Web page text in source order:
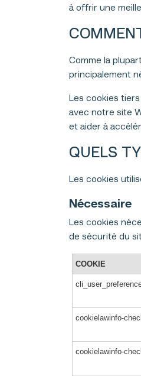
à offrir une
Comme la
principalement
Les cookies
avec notre site
et aider à
QUELS
Les cookies
Nécessaire
Les cookies
de sécurité du
COOKIE
cookielawinfo-
cookielawinfo-